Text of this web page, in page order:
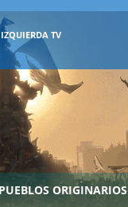
IZQUIERDA TV
PUEBLOS ORIGINARIOS